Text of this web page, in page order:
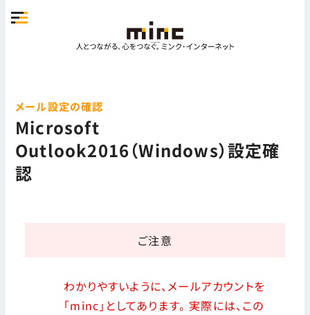
メール設定の確認
Microsoft
Outlook2016（Windows）設定確
認
ご注意
わかりやすいように、メールアカウントを
「minc」としてあります。 実際には、この